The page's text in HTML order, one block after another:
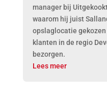
manager bij
waarom hij juist
opslaglocatie
klanten in de regio
bezorgen.
Lees meer